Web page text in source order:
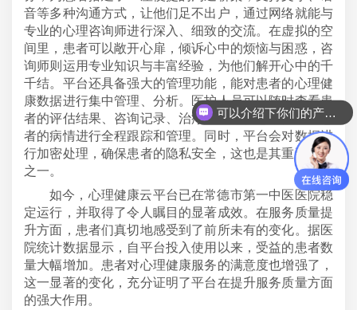
音等多种沟通方式，让他们足不出户，通过网络就能与
专业的心理咨询师进行深入、细致的交流。在虚拟的空
间里，患者可以敞开心扉，倾诉心中的烦恼与困惑，咨
询师则运用专业知识与丰富经验，为他们解开心中的千
千结。平台还具备强大的管理功能，能对患者的心理健
康数据进行集中管理、分析。医护人员可以随时查看患
者的评估结果、咨询记录、治疗进度等信息，便于对患
者的病情进行全程跟踪和管理。同时，平台会对数据进
行加密处理，确保患者的隐私安全，这也是其重要优势
之一。
如今，心理健康云平台已在常德市第一中医医院稳
定运行，并取得了令人瞩目的显著成效。在服务质量提
升方面，患者们真切地感受到了前所未有的变化。据医
院统计数据显示，自平台投入使用以来，受益的患者数
量大幅增加。患者对心理健康服务的满意度也增强了，
这一显著的变化，充分证明了平台在提升服务质量方面
的强大作用。
可以介绍下你们的产品么